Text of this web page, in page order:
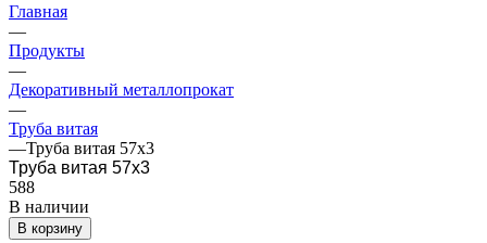
Главная
—
Продукты
—
Декоративный металлопрокат
—
Труба витая
—Труба витая 57x3
Труба витая 57x3
588
В наличии
В корзину